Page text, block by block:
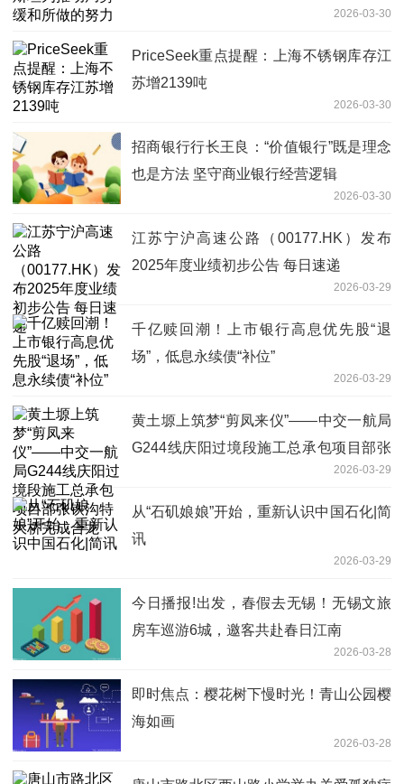
2026-03-30
PriceSeek重点提醒：上海不锈钢库存江
苏增2139吨
2026-03-30
招商银行行长王良：“价值银行”既是理念
也是方法 坚守商业银行经营逻辑
2026-03-30
江苏宁沪高速公路（00177.HK）发布
2025年度业绩初步公告 每日速递
2026-03-29
千亿赎回潮！上市银行高息优先股“退
场”，低息永续债“补位”
2026-03-29
黄土塬上筑梦“剪凤来仪”——中交一航局
G244线庆阳过境段施工总承包项目部张
2026-03-29
从“石矶娘娘”开始，重新认识中国石化|简
讯
2026-03-29
今日播报!出发，春假去无锡！无锡文旅
房车巡游6城，邀客共赴春日江南
2026-03-28
即时焦点：樱花树下慢时光！青山公园樱
海如画
2026-03-28